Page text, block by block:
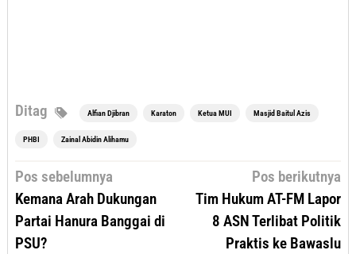
Ditag Alfian Djibran Karaton Ketua MUI Masjid Baitul Azis
PHBI Zainal Abidin Alihamu
Navigasi
Pos sebelumnya
Kemana Arah Dukungan
Partai Hanura Banggai di
PSU?
Pos berikutnya
Tim Hukum AT-FM Lapor
8 ASN Terlibat Politik
Praktis ke Bawaslu